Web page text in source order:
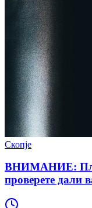
Скопје
ВНИМАНИЕ:
проверете дали